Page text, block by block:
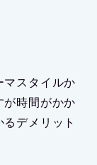
マスタイルか
が時間がかか
デメリット